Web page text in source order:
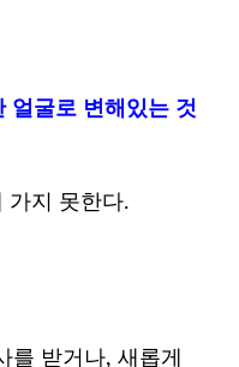
얼굴로 변해있는 것
가지 못한다.
를 받거나, 새롭게